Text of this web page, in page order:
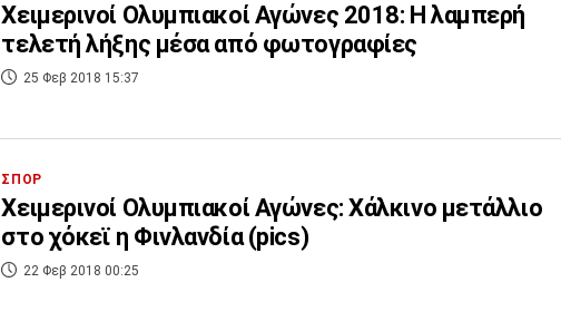
Χειμερινοί Ολυμπιακοί Αγώνες 2018: Η λαμπερή
τελετή λήξης μέσα από φωτογραφίες
25 Φεβ 2018 15:37
ΣΠΟΡ
Χειμερινοί Ολυμπιακοί Αγώνες: Χάλκινο μετάλλιο
στο χόκεϊ η Φινλανδία (pics)
22 Φεβ 2018 00:25